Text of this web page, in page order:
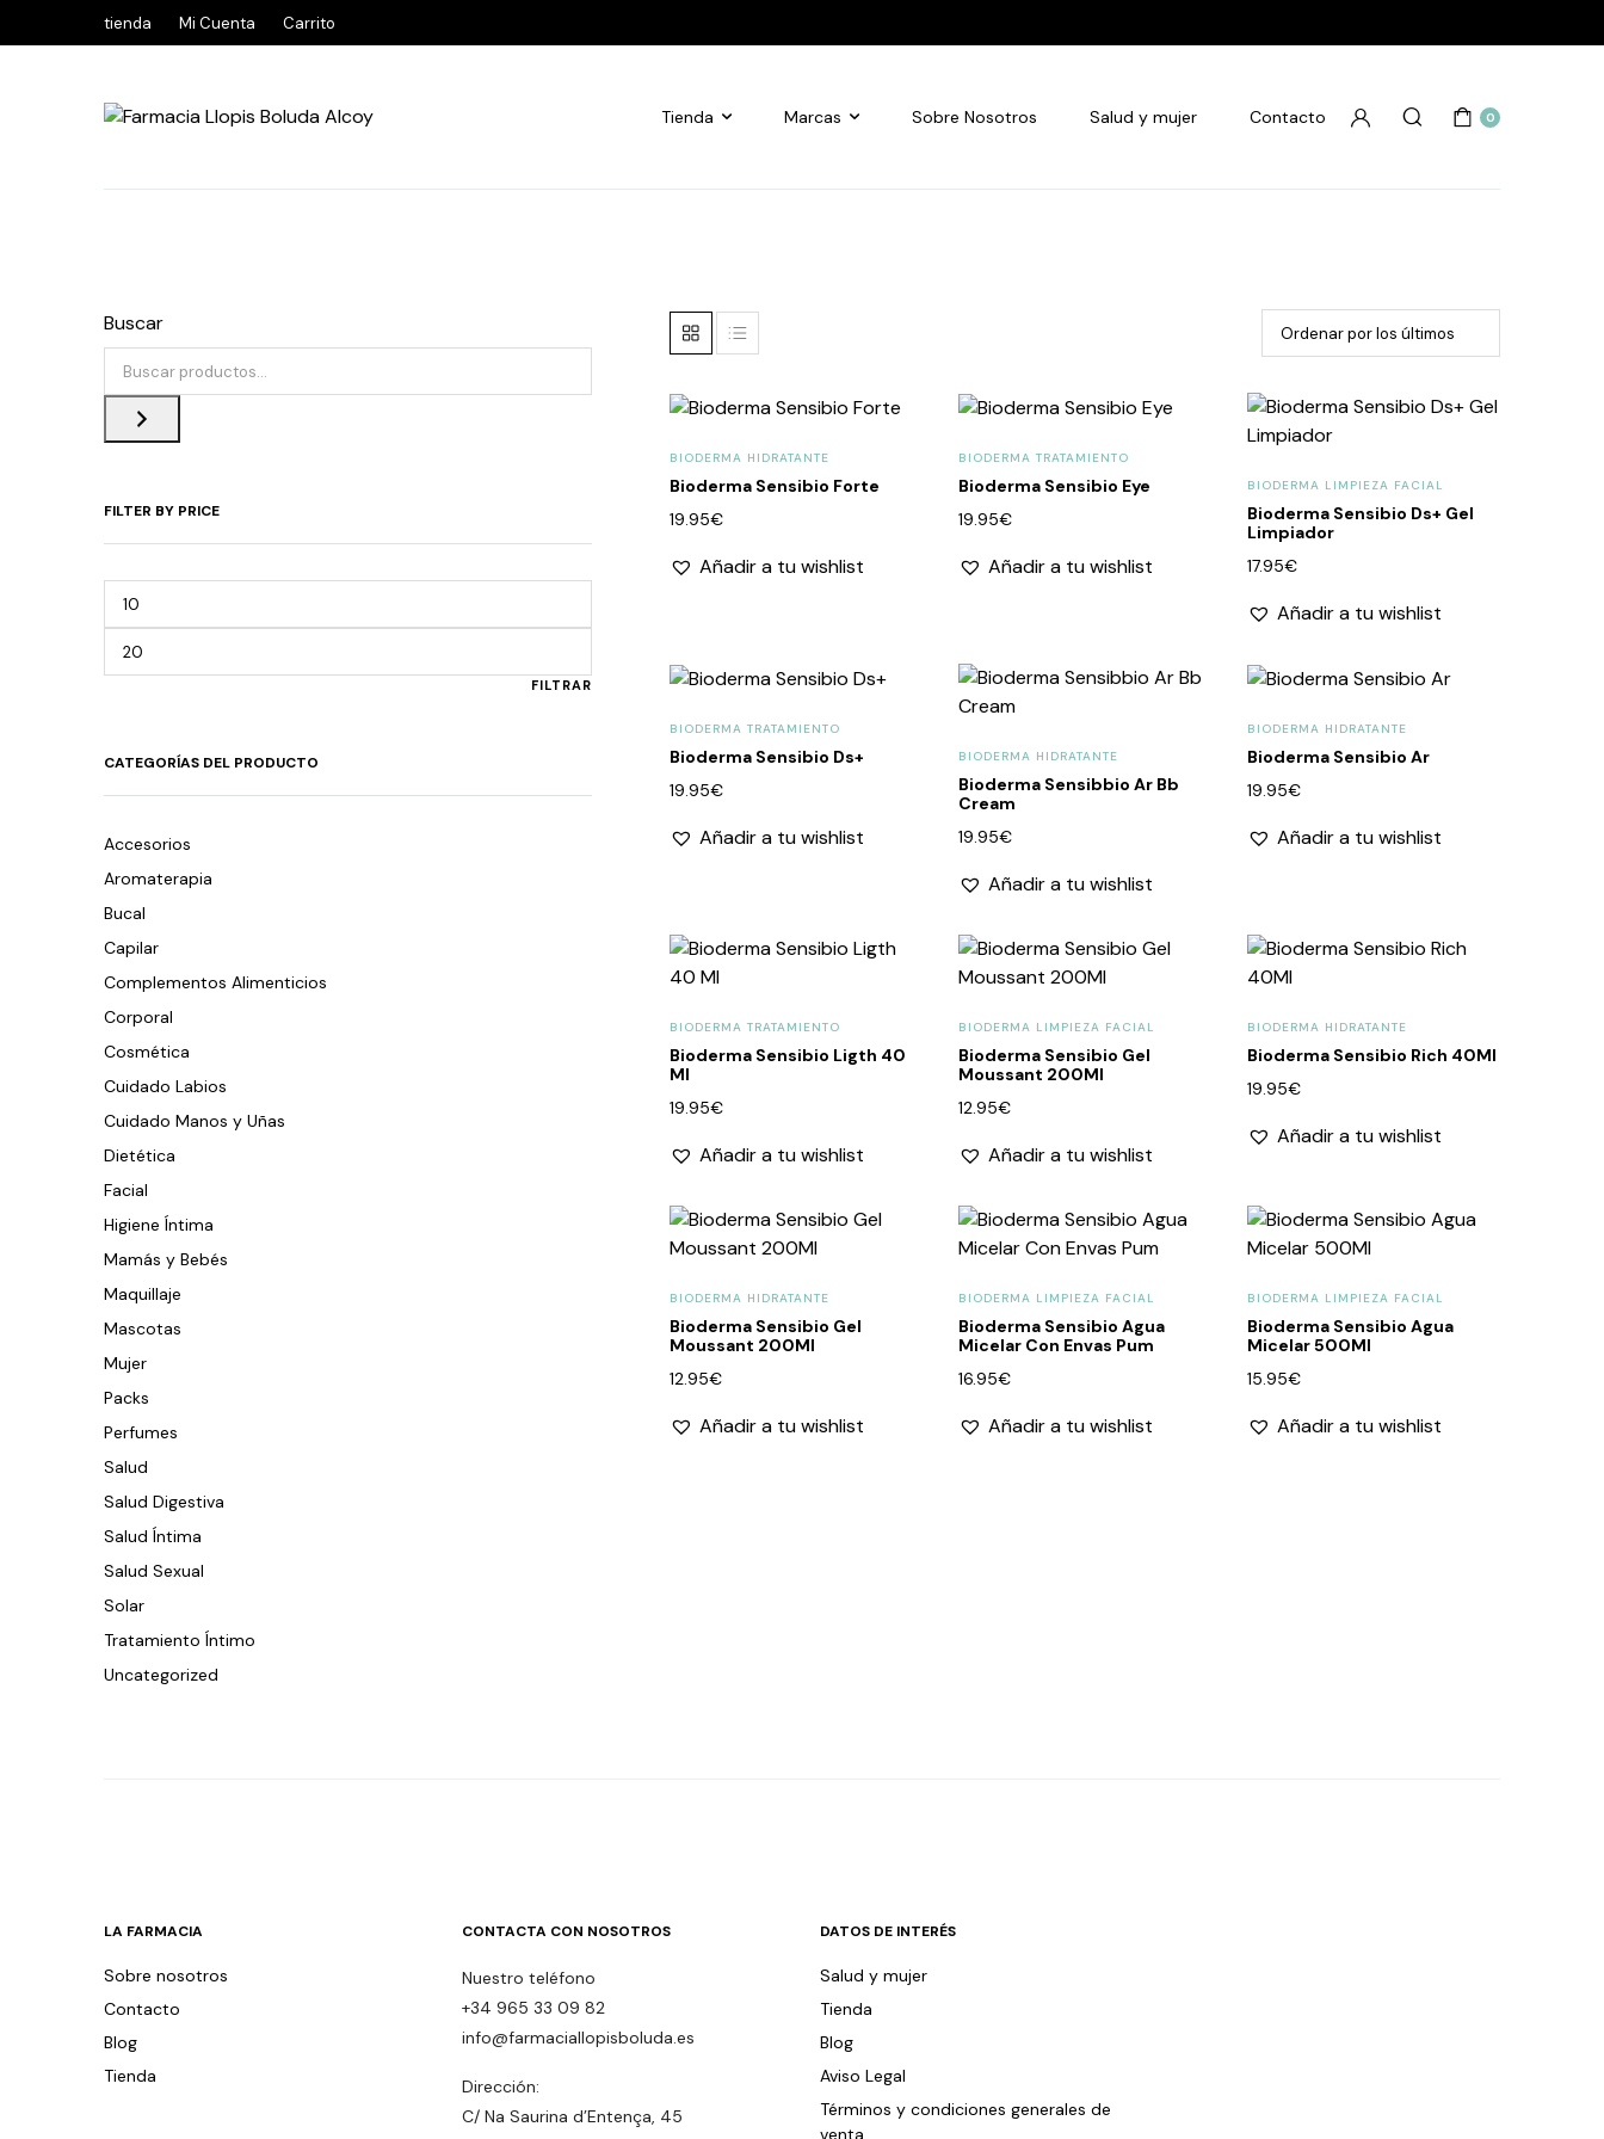
tienda Mi Cuenta Carrito
Tienda Marcas Sobre Nosotros Salud y mujer Contacto 0
Buscar
FILTER BY PRICE
mínimo
máximo
FILTRAR
CATEGORÍAS DEL PRODUCTO
Accesorios
Aromaterapia
Bucal
Capilar
Complementos Alimenticios
Corporal
Cosmética
Cuidado Labios
Cuidado Manos y Uñas
Dietética
Facial
Higiene Íntima
Mamás y Bebés
Maquillaje
Mascotas
Mujer
Packs
Perfumes
Salud
Salud Digestiva
Salud Íntima
Salud Sexual
Solar
Tratamiento Íntimo
Uncategorized
BIODERMA HIDRATANTE
Bioderma Sensibio Forte
19.95€
Añadir a tu wishlist
BIODERMA TRATAMIENTO
Bioderma Sensibio Eye
19.95€
Añadir a tu wishlist
BIODERMA LIMPIEZA FACIAL
Bioderma Sensibio Ds+ Gel
Limpiador
17.95€
Añadir a tu wishlist
BIODERMA TRATAMIENTO
Bioderma Sensibio Ds+
19.95€
Añadir a tu wishlist
BIODERMA HIDRATANTE
Bioderma Sensibbio Ar Bb
Cream
19.95€
Añadir a tu wishlist
BIODERMA HIDRATANTE
Bioderma Sensibio Ar
19.95€
Añadir a tu wishlist
BIODERMA TRATAMIENTO
Bioderma Sensibio Ligth 40
Ml
19.95€
Añadir a tu wishlist
BIODERMA LIMPIEZA FACIAL
Bioderma Sensibio Gel
Moussant 200Ml
12.95€
Añadir a tu wishlist
BIODERMA HIDRATANTE
Bioderma Sensibio Rich 40Ml
19.95€
Añadir a tu wishlist
BIODERMA HIDRATANTE
Bioderma Sensibio Gel
Moussant 200Ml
12.95€
Añadir a tu wishlist
BIODERMA LIMPIEZA FACIAL
Bioderma Sensibio Agua
Micelar Con Envas Pum
16.95€
Añadir a tu wishlist
BIODERMA LIMPIEZA FACIAL
Bioderma Sensibio Agua
Micelar 500Ml
15.95€
Añadir a tu wishlist
LA FARMACIA
Sobre nosotros
Contacto
Blog
Tienda
CONTACTA CON NOSOTROS
Nuestro teléfono
+34 965 33 09 82
info@farmaciallopisboluda.es
Dirección:
C/ Na Saurina d’Entença, 45
DATOS DE INTERÉS
Salud y mujer
Tienda
Blog
Aviso Legal
Términos y condiciones generales de
venta